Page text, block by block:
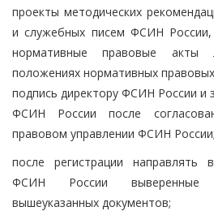
проекты методических
и служебных писем ФСИН
нормативные правовые акты
положениях нормативных
подпись директору ФСИН России и
ФСИН России после
правовом управлении ФСИН России;
после регистрации направлять
ФСИН России выверенные
вышеуказанных документов;